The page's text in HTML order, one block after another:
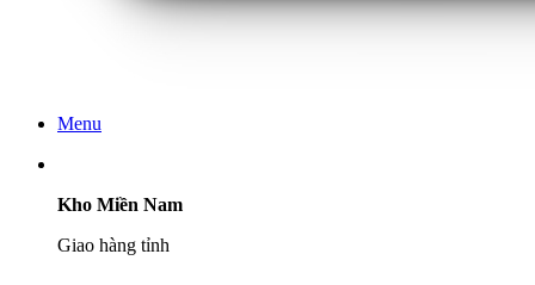
Menu
Kho Miền Nam
Giao hàng tỉnh